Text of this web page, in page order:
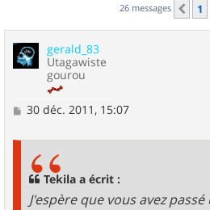
26 messages 1
gerald_83
Utagawiste
gourou
M
30 déc. 2011, 15:07
Tekila a écrit :
J'espère que vous avez